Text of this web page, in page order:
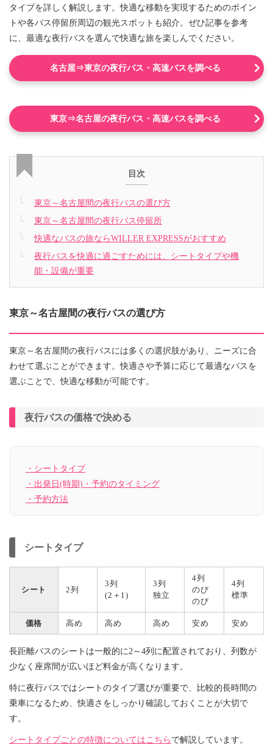
タイプを詳しく解説します。快適な移動を実現するためのポイン
トや各バス停留所周辺の観光スポットも紹介。ぜひ記事を参考
に、最適な夜行バスを選んで快適な旅を楽しんでください。
名古屋⇒東京の夜行バス・高速バスを調べる
東京⇒名古屋の夜行バス・高速バスを調べる
目次
東京～名古屋間の夜行バスの選び方
東京～名古屋間の夜行バス停留所
快適なバスの旅ならWILLER EXPRESSがおすすめ
夜行バスを快適に過ごすためには、シートタイプや機
能・設備が重要
東京～名古屋間の夜行バスの選び方
東京～名古屋間の夜行バスには多くの選択肢があり、ニーズに合
わせて選ぶことができます。快適さや予算に応じて最適なバスを
選ぶことで、快適な移動が可能です。
夜行バスの価格で決める
・シートタイプ
・出発日(時期)・予約のタイミング
・予約方法
シートタイプ
シート 2列
3列
(2＋1)
3列
独立
4列
のび
のび
4列
標準
価格 高め 高め 高め 安め 安め
長距離バスのシートは一般的に2～4列に配置されており、列数が
少なく座席間が広いほど料金が高くなります。
特に夜行バスではシートのタイプ選びが重要で、比較的長時間の
乗車になるため、快適さをしっかり確認しておくことが大切で
す。
シートタイプごとの特徴についてはこちら で解説しています。